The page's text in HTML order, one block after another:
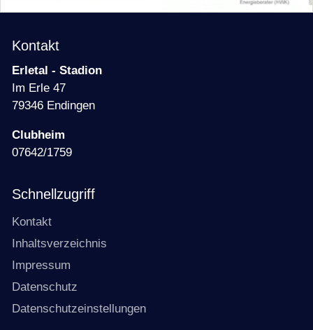
Kontakt
Erletal - Stadion
Im Erle 47
79346 Endingen
Clubheim
07642/1759
Schnellzugriff
Kontakt
Inhaltsverzeichnis
Impressum
Datenschutz
Datenschutzeinstellungen